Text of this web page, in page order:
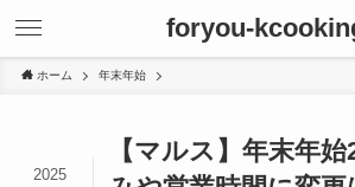
foryou-
ホーム 年末年始
【マルス】年末年
2025